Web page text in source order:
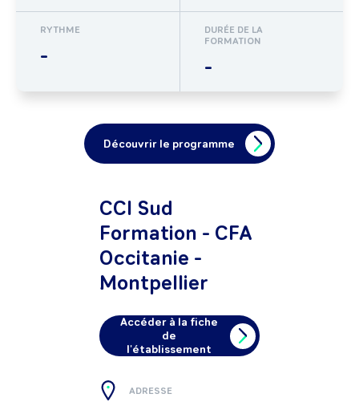
RYTHME
-
DURÉE DE LA
FORMATION
-
Découvrir le programme
CCI Sud
Formation - CFA
Occitanie -
Montpellier
Accéder à la fiche
de
l'établissement
ADRESSE